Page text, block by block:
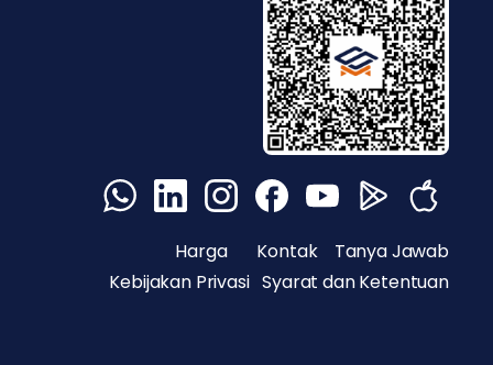
Harga KontakTanya Jawab
Kebijakan Privasi Syarat dan Ketentuan